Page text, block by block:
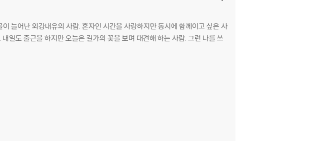
늘어난 외강내유의 사람. 혼자인 시간을 사랑하지만 동시에 함께이고 싶은 사
일도 출근을 하지만 오늘은 길가의 꽃을 보며 대견해 하는 사람. 그런 나를 쓰